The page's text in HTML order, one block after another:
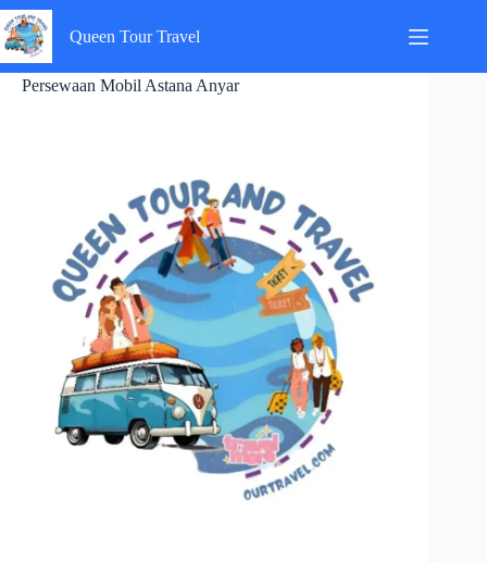
Skip
to
content
Queen Tour Travel
Persewaan Mobil Astana Anyar